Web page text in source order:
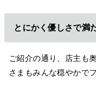
とにかく優しさで満
ご紹介の通り、店主も
さまもみんな穏やかで